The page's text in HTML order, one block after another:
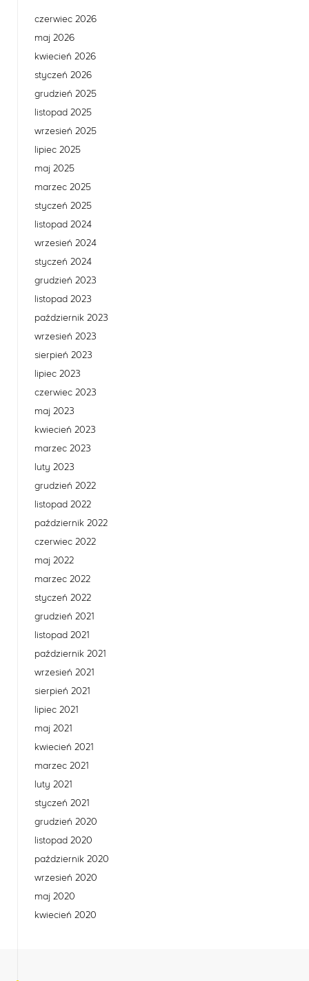
czerwiec 2026
maj 2026
kwiecień 2026
styczeń 2026
grudzień 2025
listopad 2025
wrzesień 2025
lipiec 2025
maj 2025
marzec 2025
styczeń 2025
listopad 2024
wrzesień 2024
styczeń 2024
grudzień 2023
listopad 2023
październik 2023
wrzesień 2023
sierpień 2023
lipiec 2023
czerwiec 2023
maj 2023
kwiecień 2023
marzec 2023
luty 2023
grudzień 2022
listopad 2022
październik 2022
czerwiec 2022
maj 2022
marzec 2022
styczeń 2022
grudzień 2021
listopad 2021
październik 2021
wrzesień 2021
sierpień 2021
lipiec 2021
maj 2021
kwiecień 2021
marzec 2021
luty 2021
styczeń 2021
grudzień 2020
listopad 2020
październik 2020
wrzesień 2020
maj 2020
kwiecień 2020